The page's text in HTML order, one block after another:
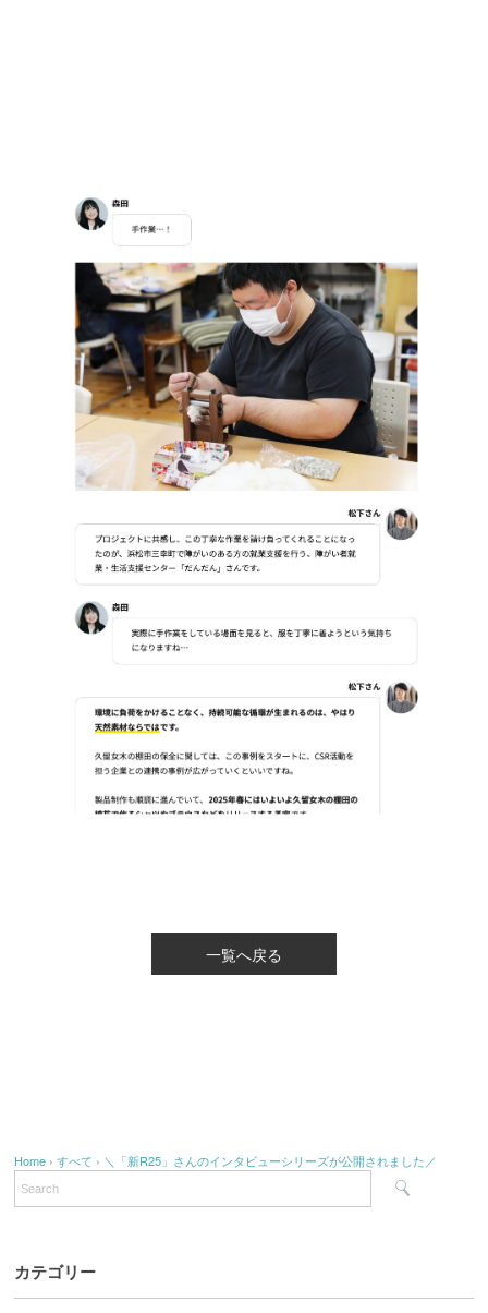
一覧へ戻る
Home ›すべて › ＼「新R25」さんのインタビューシリーズが公開されました／
カテゴリー